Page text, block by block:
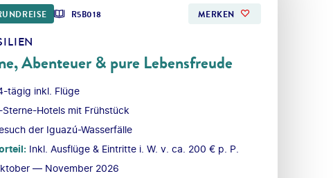
R5B018 MERKEN
Abenteuer & pure Lebensfreude
tägig inkl. Flüge
Hotels mit Frühstück
der Iguazú-Wasserfälle
: Inkl. Ausflüge & Eintritte i. W. v. ca. 200 € p. P.​
— November 2026